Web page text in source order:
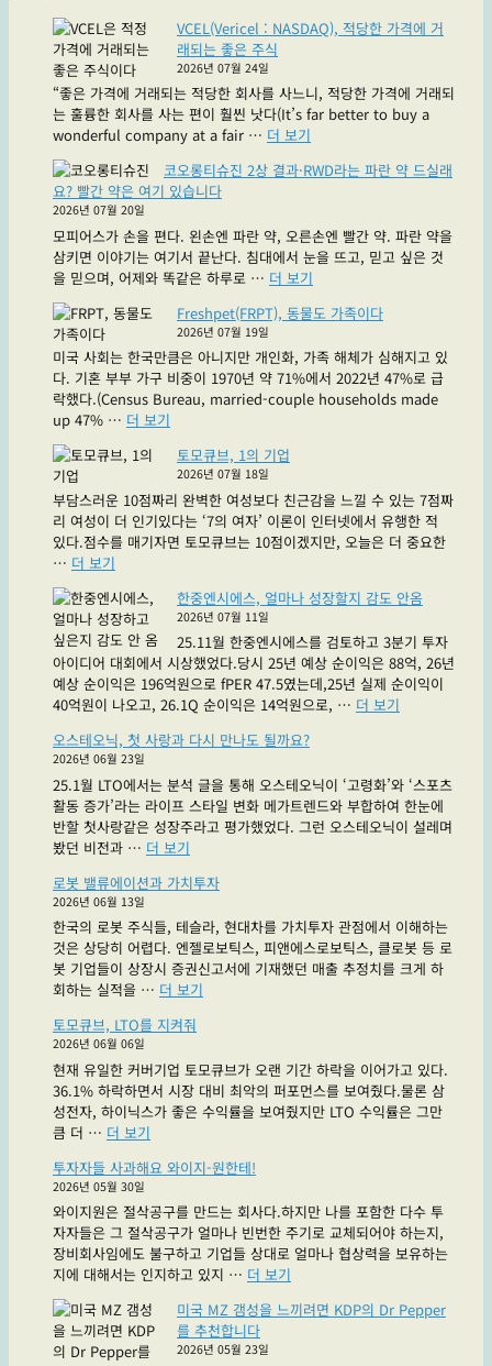
VCEL(Vericel : NASDAQ), 적당한 가격에 거
래되는 좋은 주식
2026년 07월 24일
“좋은 가격에 거래되는 적당한 회사를 사느니, 적당한 가격에 거래되
는 훌륭한 회사를 사는 편이 훨씬 낫다(It’s far better to buy a
wonderful company at a fair … 더 보기
NASDAQ),
한
가
격
거
되
는
좋
코오롱티슈진 2상 결과·RWD라는 파란 약 드실래
요? 빨간 약은 여기 있습니다
2026년 07월 20일
모피어스가 손을 편다. 왼손엔 파란 약, 오른손엔 빨간 약. 파란 약을
삼키면 이야기는 여기서 끝난다. 침대에서 눈을 뜨고, 믿고 싶은 것
을 믿으며, 어제와 똑같은 하루로 … 더 보기
롱
슈
진
2
라
는
파
약
드
실
래
요?
빨
간
여
기
있
습
Freshpet(FRPT), 동물도 가족이다
2026년 07월 19일
미국 사회는 한국만큼은 아니지만 개인화, 가족 해체가 심해지고 있
다. 기혼 부부 가구 비중이 1970년 약 71%에서 2022년 47%로 급
락했다.(Census Bureau, married-couple households made
up 47% … 더 보기
물
도
가
족
이
토모큐브, 1의 기업
2026년 07월 18일
부담스러운 10점짜리 완벽한 여성보다 친근감을 느낄 수 있는 7점짜
리 여성이 더 인기있다는 ‘7의 여자’ 이론이 인터넷에서 유행한 적
있다.점수를 매기자면 토모큐브는 10점이겠지만, 오늘은 더 중요한
… 더 보기
큐
브,
1
의
기
업"
한중엔시에스, 얼마나 성장할지 감도 안옴
2026년 07월 11일
25.11월 한중엔시에스를 검토하고 3분기 투자
아이디어 대회에서 시상했었다.당시 25년 예상 순이익은 88억, 26년
예상 순이익은 196억원으로 fPER 47.5였는데,25년 실제 순이익이
40억원이 나오고, 26.1Q 순이익은 14억원으로, … 더 보기
에
스,
얼
할
지
감
오스테오닉, 첫 사랑과 다시 만나도 될까요?
2026년 06월 23일
25.1월 LTO에서는 분석 글을 통해 오스테오닉이 ‘고령화’와 ‘스포츠
활동 증가’라는 라이프 스타일 변화 메가트렌드와 부합하여 한눈에
반할 첫사랑같은 성장주라고 평가했었다. 그런 오스테오닉이 설레며
봤던 비전과 … 더 보기
테
닉,
첫
사
랑
다
만
나
도
까
요?"
로봇 밸류에이션과 가치투자
2026년 06월 13일
한국의 로봇 주식들, 테슬라, 현대차를 가치투자 관점에서 이해하는
것은 상당히 어렵다. 엔젤로보틱스, 피앤에스로보틱스, 클로봇 등 로
봇 기업들이 상장시 증권신고서에 기재했던 매출 추정치를 크게 하
회하는 실적을 … 더 보기
에
이
션
치
자"
토모큐브, LTO를 지켜줘
2026년 06월 06일
현재 유일한 커버기업 토모큐브가 오랜 기간 하락을 이어가고 있다.
36.1% 하락하면서 시장 대비 최악의 퍼포먼스를 보여줬다.물론 삼
성전자, 하이닉스가 좋은 수익률을 보여줬지만 LTO 수익률은 그만
큼 더 … 더 보기
큐
LTO
를
지
켜
투자자들 사과해요 와이지-원한테!
2026년 05월 30일
와이지원은 절삭공구를 만드는 회사다.하지만 나를 포함한 다수 투
자자들은 그 절삭공구가 얼마나 빈번한 주기로 교체되어야 하는지,
장비회사임에도 불구하고 기업들 상대로 얼마나 협상력을 보유하는
지에 대해서는 인지하고 있지 … 더 보기
자
미국 MZ 갬성을 느끼려면 KDP의 Dr Pepper
를 추천합니다
2026년 05월 23일